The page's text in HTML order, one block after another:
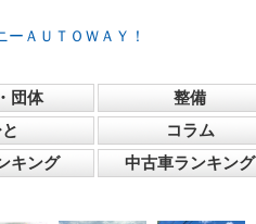
ＡＵＴＯＷＡＹ！
団体 整備
コラム
キング
中古車ランキング